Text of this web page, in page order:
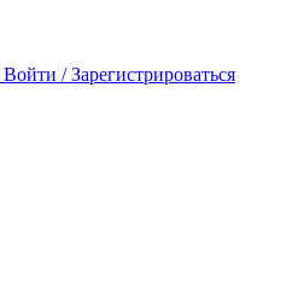
Войти / Зарегистрироваться